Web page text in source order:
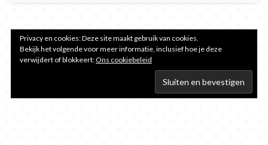
Privacy en cookies: Deze site maakt gebruik van cookies.
Bekijk het volgende voor meer informatie, inclusief hoe je deze
verwijdert of blokkeert:Ons cookiebeleid